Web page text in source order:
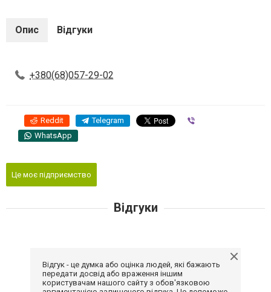
Опис Відгуки
+380(68)057-29-02
Reddit Telegram
WhatsApp
Це моє підприємство
Відгуки
Відгук - це думка або оцінка людей, які бажають
передати досвід або враження іншим
користувачам нашого сайту з обов'язковою